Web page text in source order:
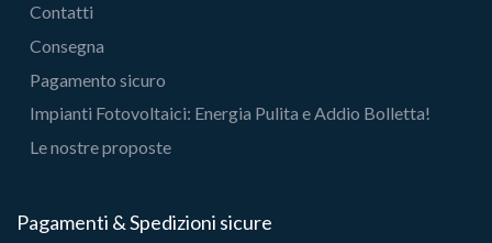
Contatti
Consegna
Pagamento sicuro
Impianti Fotovoltaici: Energia Pulita e Addio Bolletta!
Le nostre proposte
Pagamenti & Spedizioni sicure